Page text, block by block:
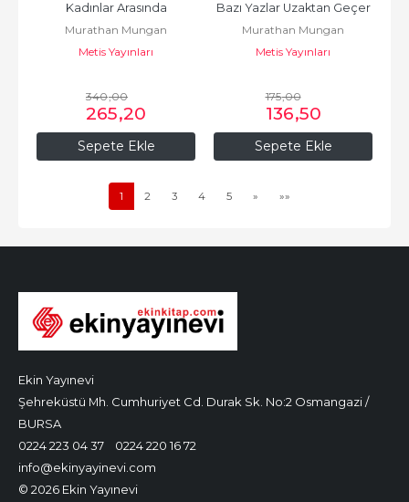
Sepete Ekle
Kadınlar Arasında
Murathan Mungan
Metis Yayınları
340,00
265,20
Sepete Ekle
Bazı Yazlar Uzaktan Geçer
Murathan Mungan
Metis Yayınları
175,00
136,50
1 2 3 4 5 » »»
Ekin Yayınevi
Şehreküstü Mh. Cumhuriyet Cd. Durak Sk. No:2 Osmangazi /
BURSA
0224 223 04 37
0224 220 16 72
info@ekinyayinevi.com
© 2026 Ekin Yayınevi